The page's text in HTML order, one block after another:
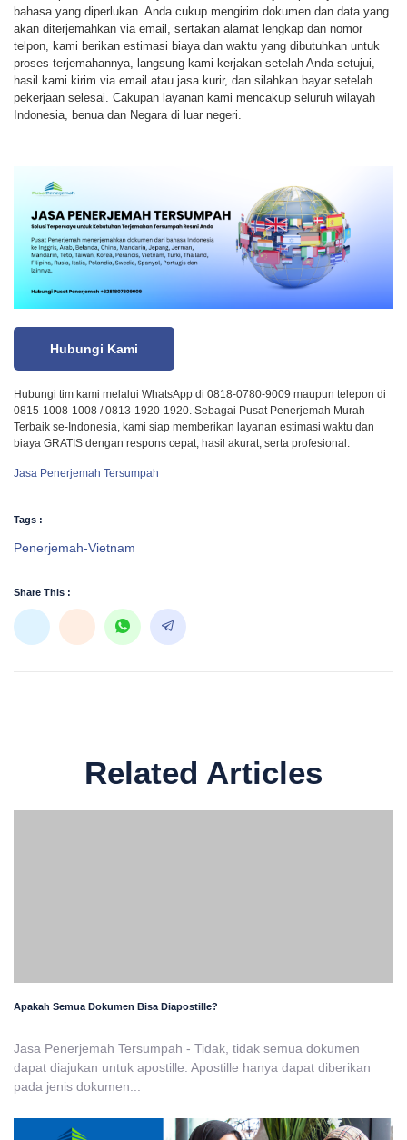
bahasa yang diperlukan. Anda cukup mengirim dokumen dan data yang
akan diterjemahkan via email, sertakan alamat lengkap dan nomor
telpon, kami berikan estimasi biaya dan waktu yang dibutuhkan untuk
proses terjemahannya, langsung kami kerjakan setelah Anda setujui,
hasil kami kirim via email atau jasa kurir, dan silahkan bayar setelah
pekerjaan selesai. Cakupan layanan kami mencakup seluruh wilayah
Indonesia, benua dan Negara di luar negeri.
Hubungi Kami
Hubungi tim kami melalui WhatsApp di 0818-0780-9009 maupun telepon di
0815-1008-1008 / 0813-1920-1920. Sebagai Pusat Penerjemah Murah
Terbaik se-Indonesia, kami siap memberikan layanan estimasi waktu dan
biaya GRATIS dengan respons cepat, hasil akurat, serta profesional.
Jasa Penerjemah Tersumpah
Tags :
Penerjemah-Vietnam
Share This :
Related Articles
Apakah Semua Dokumen Bisa Diapostille?
Jasa Penerjemah Tersumpah - Tidak, tidak semua dokumen
dapat diajukan untuk apostille. Apostille hanya dapat diberikan
pada jenis dokumen...